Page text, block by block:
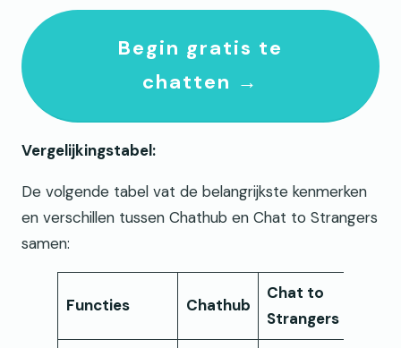
Begin gratis te
chatten →
Vergelijkingstabel:
De volgende tabel vat de belangrijkste kenmerken
en verschillen tussen Chathub en Chat to Strangers
samen:
Functies Chathub
Chat to
Strangers